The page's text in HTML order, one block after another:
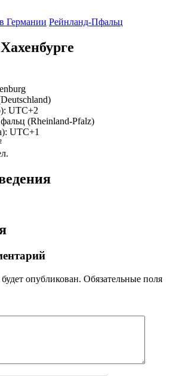
Германии Рейнланд-Пфальц
: UTC+2
(Rheinland-Pfalz)
: UTC+1
опубликован. Обязательные поля